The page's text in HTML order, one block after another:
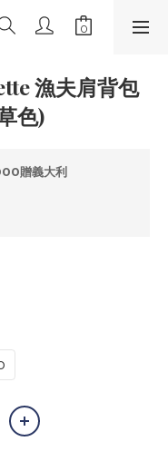
漁夫肩背包
色)
贈義大利